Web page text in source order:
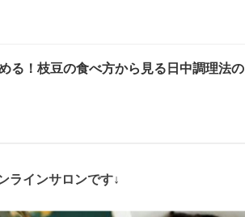
る！枝豆の食べ方から見る日中調理法の
ラインサロンです↓